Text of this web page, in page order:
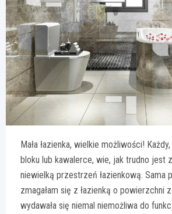
Mała łazienka, wielkie możliwości!
bloku lub kawalerce, wie, jak trudno jest
niewielką przestrzeń łazienkową. Sama
zmagałam się z łazienką o powierzchni
wydawała się niemal niemożliwa do